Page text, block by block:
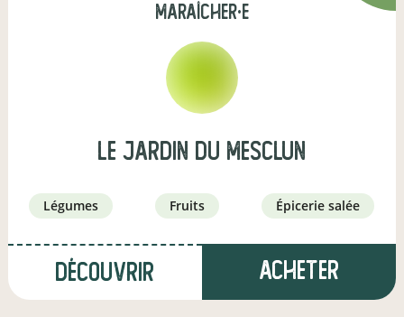
maraîcher·e
Le Jardin Du Mesclun
légumes fruits épicerie salée
Découvrir Acheter